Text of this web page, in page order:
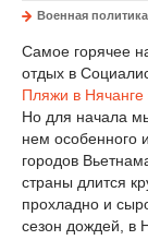
Военная политика
Самое горячее
отдых в
Пляжи в Нячанге
Но для начала
нем особенного
городов
страны длится
прохладно и
сезон дождей, в